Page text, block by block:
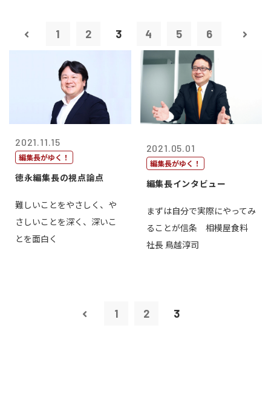
1 2 3 4 5 6
2021.11.15
編集長がゆく！
徳永編集長の視点論点
難しいことをやさしく、や
さしいことを深く、深いこ
とを面白く
2021.05.01
編集長がゆく！
編集長インタビュー
まずは自分で実際にやってみ
ることが信条 相模屋食料
社長 鳥越淳司
1 2 3